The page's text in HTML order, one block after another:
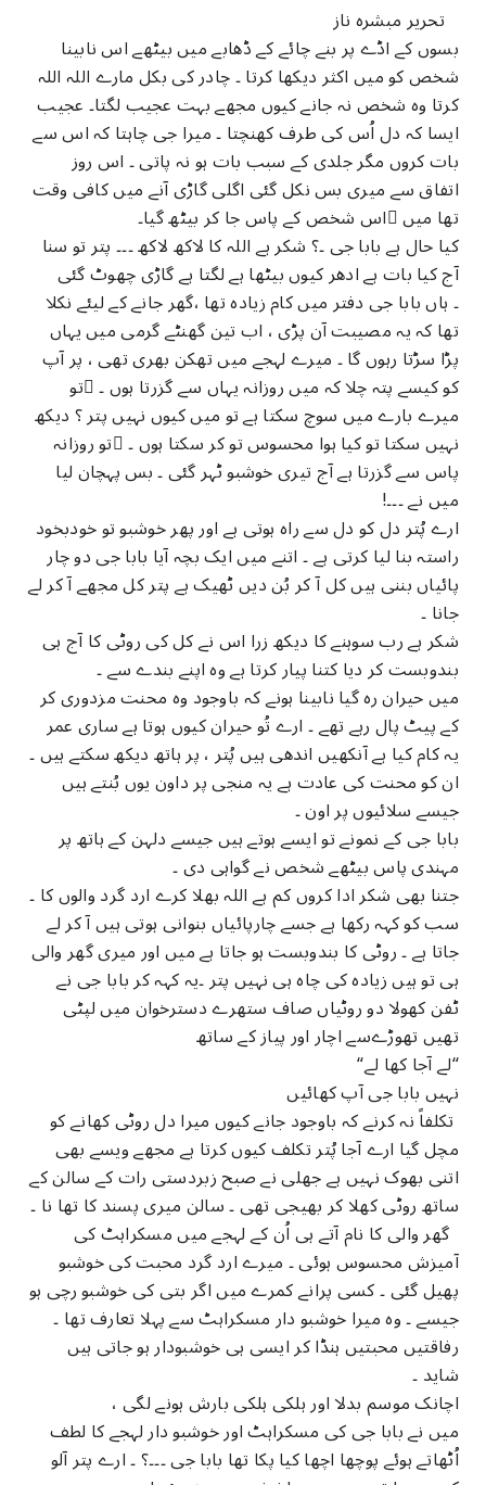
تحریر مبشرہ ناز
بسوں کے اڈے پر بنے چائے کے ڈھابے میں بیٹھے اس نابینا
شخص کو میں اکثر دیکھا کرتا ۔ چادر کی بکل مارے اللہ اللہ
کرتا وہ شخص نہ جانے کیوں مجھے بہت عجیب لگتا۔ عجیب
ایسا کہ دل اُس کی طرف کھنچتا ۔ میرا جی چاہتا کہ اس سے
بات کروں مگر جلدی کے سبب بات ہو نہ پاتی ۔ اس روز
اتفاق سے میری بس نکل گئی اگلی گاڑی آنے میں کافی وقت
تھا میں ُاس شخص کے پاس جا کر بیٹھ گیا۔
کیا حال ہے بابا جی ۔؟ شکر ہے اللہ کا لاکھ لاکھ ۔۔۔ پتر تو سنا
آج کیا بات ہے ادھر کیوں بیٹھا ہے لگتا ہے گاڑی چھوٹ گئی
۔ ہاں بابا جی دفتر میں کام زیادہ تھا ،گھر جانے کے لیئے نکلا
تھا کہ یہ مصیبت آن پڑی ، اب تین گھنٹے گرمی میں یہاں
پڑا سڑتا رہوں گا ۔ میرے لہجے میں تھکن بھری تھی ، پر آپ
کو کیسے پتہ چلا کہ میں روزانہ یہاں سے گزرتا ہوں ۔ ُتو
میرے بارے میں سوچ سکتا ہے تو میں کیوں نہیں پتر ؟ دیکھ
نہیں سکتا تو کیا ہوا محسوس تو کر سکتا ہوں ۔ ُتو روزانہ
پاس سے گزرتا ہے آج تیری خوشبو ٹہر گئی ۔ بس پہچان لیا
میں نے ۔۔۔!
ارے پُتر دل کو دل سے راہ ہوتی ہے اور پھر خوشبو تو خودبخود
راستہ بنا لیا کرتی ہے ۔ اتنے میں ایک بچہ آیا بابا جی دو چار
پائیاں بننی ہیں کل آ کر بُن دیں ٹھیک ہے پتر کل مجھے آ کر لے
جانا ۔
شکر ہے رب سوہنے کا دیکھ زرا اس نے کل کی روٹی کا آج ہی
بندوبست کر دیا کتنا پیار کرتا ہے وہ اپنے بندے سے ۔
میں حیران رہ گیا نابینا ہونے کہ باوجود وہ محنت مزدوری کر
کے پیٹ پال رہے تھے ۔ ارے تُو حیران کیوں ہوتا ہے ساری عمر
یہ کام کیا ہے آنکھیں اندھی ہیں پُتر ، پر ہاتھ دیکھ سکتے ہیں ۔
ان کو محنت کی عادت ہے یہ منجی پر داون یوں بُنتے ہیں
جیسے سلائیوں پر اون ۔
بابا جی کے نمونے تو ایسے ہوتے ہیں جیسے دلہن کے ہاتھ پر
مہندی پاس بیٹھے شخص نے گواہی دی ۔
جتنا بھی شکر ادا کروں کم ہے اللہ بھلا کرے ارد گرد والوں کا ۔
سب کو کہہ رکھا ہے جسے چارپائیاں بنوانی ہوتی ہیں آ کر لے
جاتا ہے ۔ روٹی کا بندوبست ہو جاتا ہے میں اور میری گھر والی
ہی تو ہیں زیادہ کی چاہ ہی نہیں پتر ۔یہ کہہ کر بابا جی نے
ٹفن کھولا دو روٹیاں صاف ستھرے دسترخوان میں لپٹی
تھیں تھوڑےسے اچار اور پیاز کے ساتھ
“لے آجا کھا لے“
نہیں بابا جی آپ کھائیں
تکلفاً نہ کرنے کہ باوجود جانے کیوں میرا دل روٹی کھانے کو
مچل گیا ارے آجا پُتر تکلف کیوں کرتا ہے مجھے ویسے بھی
اتنی بھوک نہیں ہے جھلی نے صبح زبردستی رات کے سالن کے
ساتھ روٹی کھلا کر بھیجی تھی ۔ سالن میری پسند کا تھا نا ۔
گھر والی کا نام آتے ہی اُن کے لہجے میں مسکراہٹ کی
آمیزش محسوس ہوئی ۔ میرے ارد گرد محبت کی خوشبو
پھیل گئی ۔ کسی پرانے کمرے میں اگر بتی کی خوشبو رچی ہو
جیسے ۔ وہ میرا خوشبو دار مسکراہٹ سے پہلا تعارف تھا ۔
رفاقتیں محبتیں ہنڈا کر ایسی ہی خوشبودار ہو جاتی ہیں
شاید ۔
اچانک موسم بدلا اور ہلکی ہلکی بارش ہونے لگی ،
میں نے بابا جی کی مسکراہٹ اور خوشبو دار لہجے کا لطف
اُٹھاتے ہوئے پوچھا اچھا کیا پکا تھا بابا جی ۔۔۔؟ ۔ ارے پتر آلو